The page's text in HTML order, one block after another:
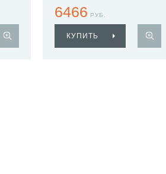
6466 РУБ.
КУПИТЬ